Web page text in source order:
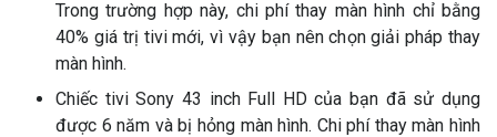
Trong trường hợp này, chi phí thay màn hình chỉ bằng
40% giá trị tivi mới, vì vậy bạn nên chọn giải pháp thay
màn hình.
Chiếc tivi Sony 43 inch Full HD của bạn đã sử dụng
được 6 năm và bị hỏng màn hình. Chi phí thay màn hình